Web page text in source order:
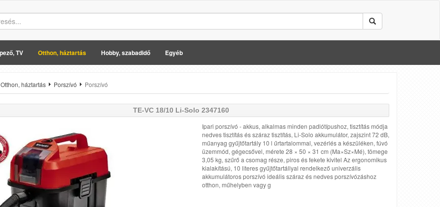
TV Otthon, háztartás Hobby, szabadidő Egyéb
Otthon, háztartás Porszívó Porszívó
TE-VC 18/10 Li-Solo 2347160
Ipari porszívó - akkus, alkalmas minden padlótípushoz, tisztítás módja
nedves tisztítás és száraz tisztítás, Li-Solo akkumulátor, zajszint 72 dB,
műanyag gyűjtőtartály 10 l űrtartalommal, vezérlés a készüléken, fúvó
üzemmód, gégecsővel, mérete 28 × 50 × 31 cm (Ma×Sz×Mé), tömege
3,05 kg, szűrő a csomag része, piros és fekete kivitel Az ergonomikus
kialakítású, 10 literes gyűjtőtartállyal rendelkező univerzális
akkumulátoros porszívó ideális száraz és nedves porszívózáshoz
otthon, műhelyben vagy g